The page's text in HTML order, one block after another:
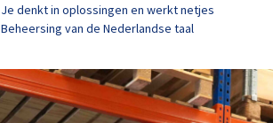
Je denkt in oplossingen en werkt netjes
Beheersing van de Nederlandse taal